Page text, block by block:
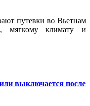
путевки во Вьетнам
мягкому климату и
выключается после